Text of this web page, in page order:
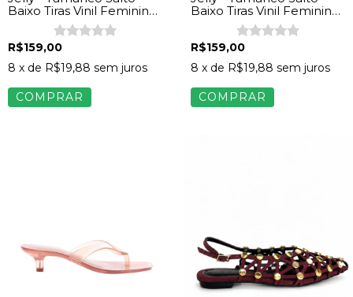
Baixo Tiras Vinil Feminina
R$159,00
8 x de R$19,88 sem juros
COMPRAR
Baixo Tiras Vinil Feminina
Transparente
R$159,00
8 x de R$19,88 sem juros
COMPRAR